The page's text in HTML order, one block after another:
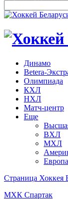
Динамо
Betera-
Олимпиада
КХЛ
НХЛ
Матч-центр
Еще
ВХЛ
МХЛ
Европа
Страница Хоккея
МХК Спартак